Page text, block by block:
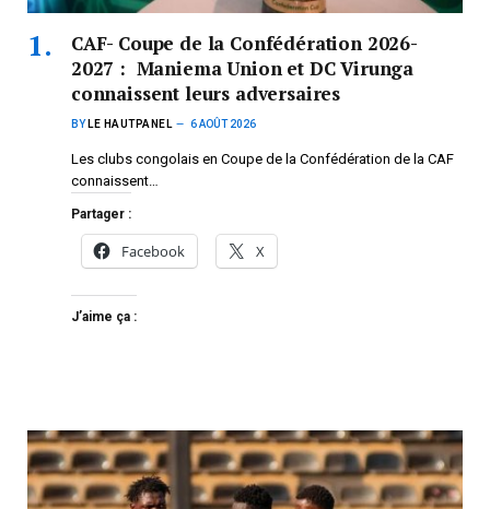
CAF- Coupe de la Confédération 2026-
2027 : Maniema Union et DC Virunga
connaissent leurs adversaires
BY LE HAUTPANEL 6 AOÛT 2026
Les clubs congolais en Coupe de la Confédération de la CAF
connaissent…
Partager :
Facebook X
J’aime ça :